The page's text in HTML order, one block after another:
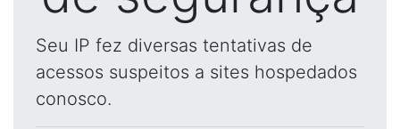
Seu IP fez diversas tentativas de
acessos suspeitos a sites hospedados
conosco.